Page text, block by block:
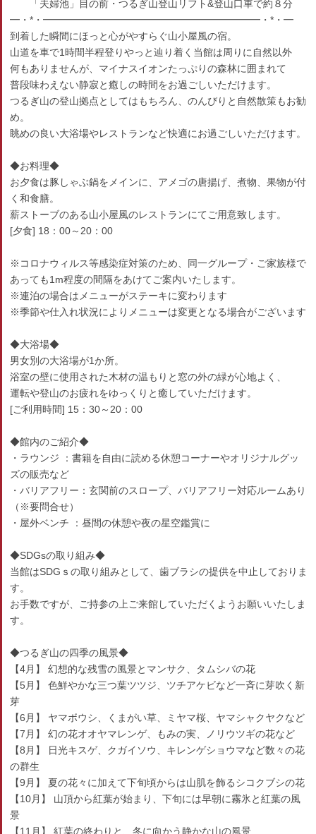
「夫婦池」目の前・つるぎ山登山リフト&登山口車で約８分
━・*・━━━━━━━━━━━━━━━━━━━━━━・*・━
到着した瞬間にほっと心がやすらぐ山小屋風の宿。
山道を車で1時間半程登りやっと辿り着く当館は周りに自然以外
何もありませんが、マイナスイオンたっぷりの森林に囲まれて
普段味わえない静寂と癒しの時間をお過ごしいただけます。
つるぎ山の登山拠点としてはもちろん、のんびりと自然散策もお勧
め。
眺めの良い大浴場やレストランなど快適にお過ごしいただけます。
◆お料理◆
お夕食は豚しゃぶ鍋をメインに、アメゴの唐揚げ、煮物、果物が付
く和食膳。
薪ストーブのある山小屋風のレストランにてご用意致します。
[夕食] 18：00～20：00
※コロナウィルス等感染症対策のため、同一グループ・ご家族様で
あっても1m程度の間隔をあけてご案内いたします。
※連泊の場合はメニューがステーキに変わります
※季節や仕入れ状況によりメニューは変更となる場合がございます
◆大浴場◆
男女別の大浴場が1か所。
浴室の壁に使用された木材の温もりと窓の外の緑が心地よく、
運転や登山のお疲れをゆっくりと癒していただけます。
[ご利用時間] 15：30～20：00
◆館内のご紹介◆
・ラウンジ ：書籍を自由に読める休憩コーナーやオリジナルグッ
ズの販売など
・バリアフリー：玄関前のスロープ、バリアフリー対応ルームあり
（※要問合せ）
・屋外ベンチ ：昼間の休憩や夜の星空鑑賞に
◆SDGsの取り組み◆
当館はSDGｓの取り組みとして、歯ブラシの提供を中止しておりま
す。
お手数ですが、ご持参の上ご来館していただくようお願いいたしま
す。
◆つるぎ山の四季の風景◆
【4月】 幻想的な残雪の風景とマンサク、タムシバの花
【5月】 色鮮やかな三つ葉ツツジ、ツチアケビなど一斉に芽吹く新
芽
【6月】 ヤマボウシ、くまがい草、ミヤマ桜、ヤマシャクヤクなど
【7月】 幻の花オオヤマレンゲ、もみの実、ノリウツギの花など
【8月】 日光キスゲ、クガイソウ、キレンゲショウマなど数々の花
の群生
【9月】 夏の花々に加えて下旬頃からは山肌を飾るシコクブシの花
【10月】 山頂から紅葉が始まり、下旬には早朝に霧氷と紅葉の風
景
【11月】 紅葉の終わりと、冬に向かう静かな山の風景